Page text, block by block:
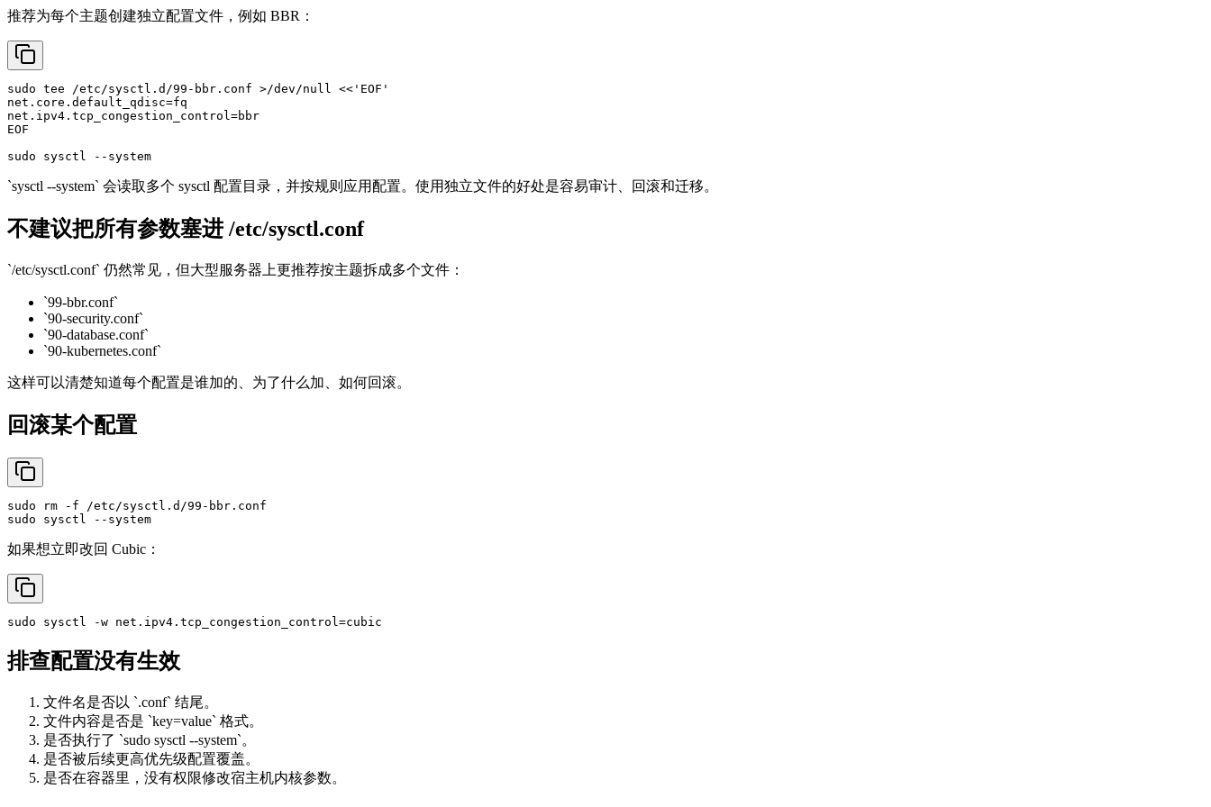
推荐为每个主题创建独立配置文件，例如 BBR：
sudo tee /etc/sysctl.d/99-bbr.conf >/dev/null << 'EOF'
net.core.default_qdisc=fq
net.ipv4.tcp_congestion_control=bbr
EOF
sudo
`sysctl --system` 会读取多个 sysctl 配置目录，并按规则应用配置。使用独立文件的好处是容易审计、回滚和迁移。
不建议把所有参数塞进 /etc/sysctl.conf
`/etc/sysctl.conf` 仍然常见，但大型服务器上更推荐按主题拆成多个文件：
`99-bbr.conf`
`90-security.conf`
`90-database.conf`
`90-kubernetes.conf`
这样可以清楚知道每个配置是谁加的、为了什么加、如何回滚。
回滚某个配置
sudo rm
sudo
如果想立即改回 Cubic：
sudo
排查配置没有生效
文件名是否以 `.conf` 结尾。
文件内容是否是 `key=value` 格式。
是否执行了 `sudo sysctl --system`。
是否被后续更高优先级配置覆盖。
是否在容器里，没有权限修改宿主机内核参数。